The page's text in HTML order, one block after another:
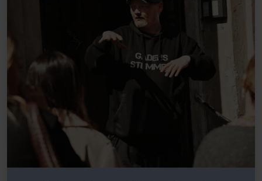
dagen, varje dag. Den första är mellan 17.00 – 18.00,
den andra är kl 20.00 – 21.00! Dessutom gäller
erbjudandet under vandrarhemmets öppettider: 2
gilla-drinkar för 100 DKK (välj mellan Gin & Tonic,
Rom & Cola eller Danhostel City) 5 flaskor Breezer för
160 DKK. 5 Tuborg Green öl på flaska för 100 DKK.
10 shots (liten sur eller gajol) för 100 DKK. Sätt dig i
baren med en underbar utsikt över kanalen, eller ta